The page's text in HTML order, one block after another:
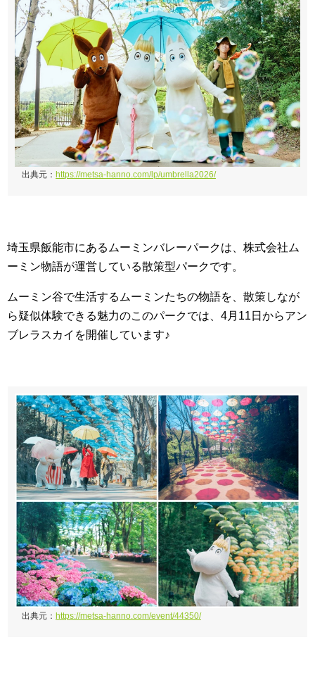
出典元： https://metsa-hanno.com/lp/umbrella2026/
埼玉県飯能市にあるムーミンバレーパークは、株式会社ム
ーミン物語が運営している散策型パークです。
ムーミン谷で生活するムーミンたちの物語を、散策しなが
ら疑似体験できる魅力のこのパークでは、4月11日からアン
ブレラスカイを開催しています♪
出典元： https://metsa-hanno.com/event/44350/